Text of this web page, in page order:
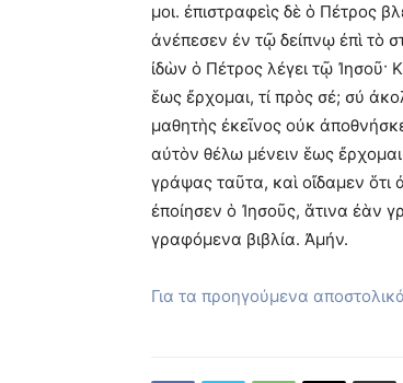
μοι. ἐπιστραφεὶς δὲ ὁ Πέτρος
ἀνέπεσεν ἐν τῷ δείπνῳ ἐπὶ τὸ
ἰδὼν ὁ Πέτρος λέγει τῷ Ἰησοῦ·
ἕως ἔρχομαι, τί πρὸς σέ; σύ
μαθητὴς ἐκεῖνος οὐκ
αὐτὸν θέλω μένειν ἕως
γράψας ταῦτα, καὶ οἴδαμεν ὅτι
ἐποίησεν ὁ Ἰησοῦς, ἅτινα ἐὰν
γραφόμενα βιβλία. Ἀμήν.
Για τα προηγούμενα